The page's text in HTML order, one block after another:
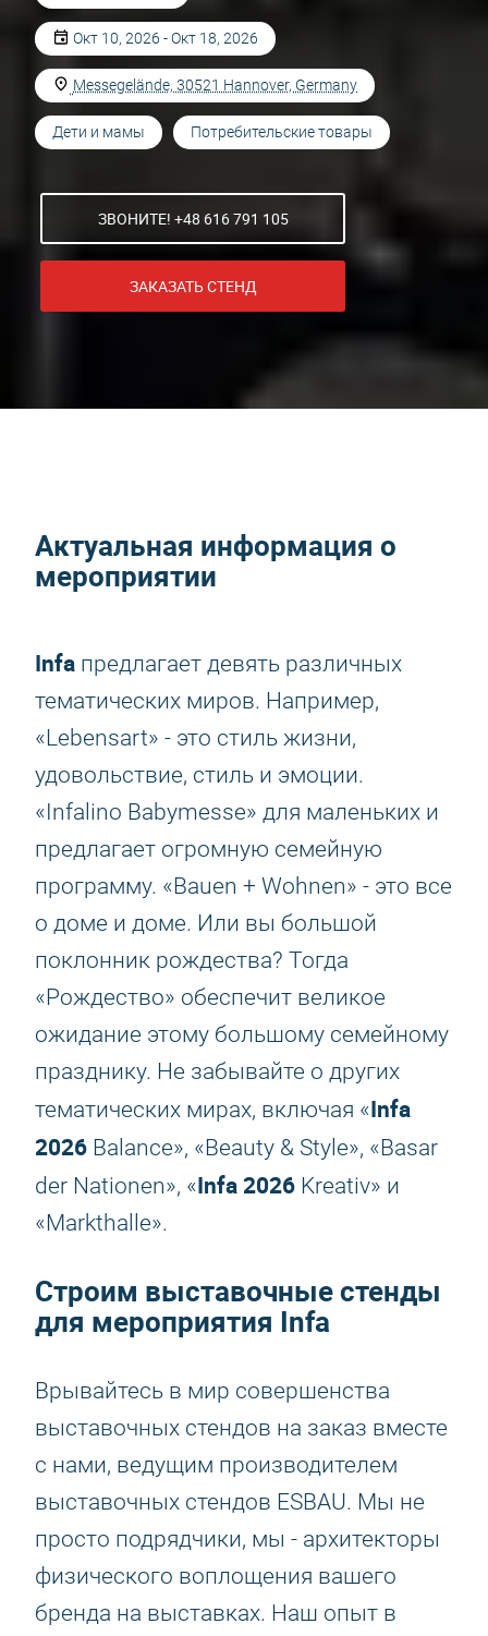
Окт 10, 2026 - Окт 18, 2026
Messegelände, 30521 Hannover, Germany
Дети и мамы Потребительские товары
ЗВОНИТЕ! +48 616 791 105
ЗАКАЗАТЬ СТЕНД
Актуальная информация о
мероприятии
Infa предлагает девять различных
тематических миров. Например,
«Lebensart» - это стиль жизни,
удовольствие, стиль и эмоции.
«Infalino Babymesse» для маленьких и
предлагает огромную семейную
программу. «Bauen + Wohnen» - это все
о доме и доме. Или вы большой
поклонник рождества? Тогда
«Рождество» обеспечит великое
ожидание этому большому семейному
празднику. Не забывайте о других
тематических мирах, включая «Infa
2026 Balance», «Beauty & Style», «Basar
der Nationen», «Infa 2026 Kreativ» и
«Markthalle».
Строим выставочные стенды
для мероприятия Infa
Врывайтесь в мир совершенства
выставочных стендов на заказ вместе
с нами, ведущим производителем
выставочных стендов ESBAU. Мы не
просто подрядчики, мы - архитекторы
физического воплощения вашего
бренда на выставках. Наш опыт в